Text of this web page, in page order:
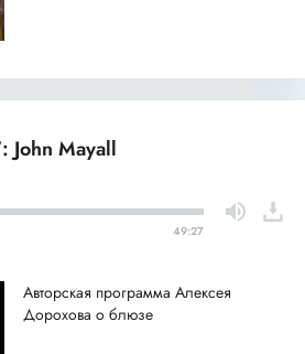
John Mayall
49:27
Авторская программа Алексея
Дорохова о блюзе